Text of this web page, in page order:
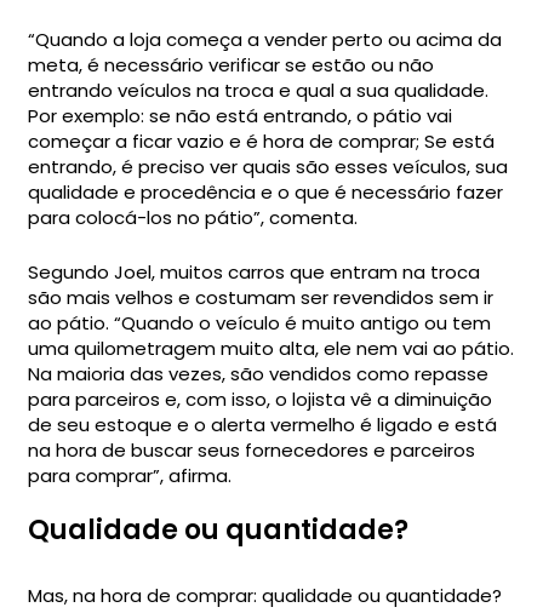
“Quando a loja começa a vender perto ou acima da
meta, é necessário verificar se estão ou não
entrando veículos na troca e qual a sua qualidade.
Por exemplo: se não está entrando, o pátio vai
começar a ficar vazio e é hora de comprar; Se está
entrando, é preciso ver quais são esses veículos, sua
qualidade e procedência e o que é necessário fazer
para colocá-los no pátio”, comenta.
Segundo Joel, muitos carros que entram na troca
são mais velhos e costumam ser revendidos sem ir
ao pátio. “Quando o veículo é muito antigo ou tem
uma quilometragem muito alta, ele nem vai ao pátio.
Na maioria das vezes, são vendidos como repasse
para parceiros e, com isso, o lojista vê a diminuição
de seu estoque e o alerta vermelho é ligado e está
na hora de buscar seus fornecedores e parceiros
para comprar”, afirma.
Qualidade ou quantidade?
Mas, na hora de comprar: qualidade ou quantidade?